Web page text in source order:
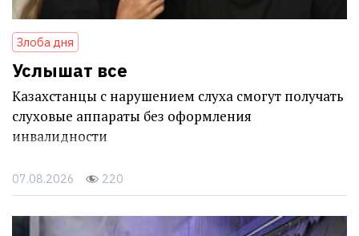
Злоба дня
Услышат все
Казахстанцы с нарушением слуха смогут получать
слуховые аппараты без оформления
инвалидности
07.08.2026 220